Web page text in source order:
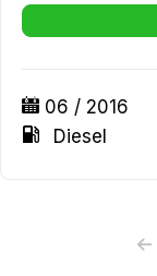
06 / 2016
Diesel